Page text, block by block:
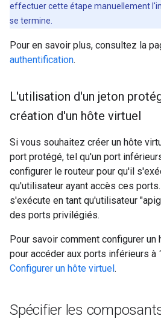
effectuer cette étape manuellement
se termine.
Pour en savoir plus, consultez la
authentification.
L'utilisation d'un jeton
création d'un hôte virtuel
Si vous souhaitez créer un hôte
port protégé, tel qu'un port
configurer le routeur pour qu'il
qu'utilisateur ayant accès ces
s'exécute en tant qu'utilisateur
des ports privilégiés.
Pour savoir comment configurer un
pour accéder aux ports inférieurs à
Configurer un hôte virtuel.
Spécifier les